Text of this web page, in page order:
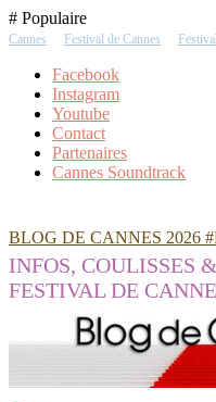
Skip
To
# Populaire
Cannes Festival de Cannes
Facebook
Instagram
Youtube
Contact
Partenaires
Cannes Soundtrack
BLOG DE CANNES 2026
INFOS, COULISSES
FESTIVAL DE